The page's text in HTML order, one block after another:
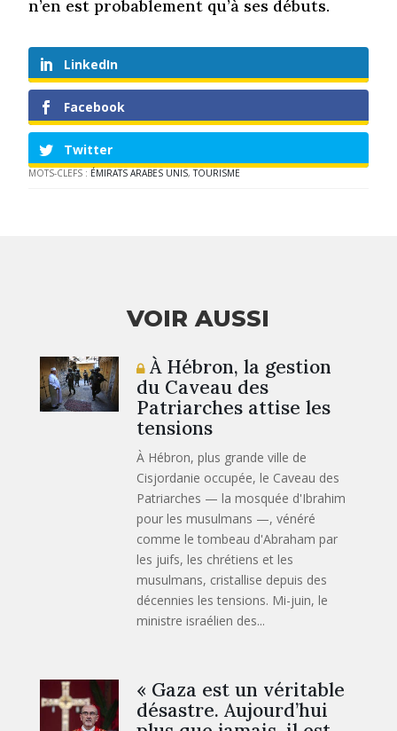
n’en est probablement qu’à ses débuts.
LinkedIn
Facebook
Twitter
MOTS-CLEFS : ÉMIRATS ARABES UNIS,TOURISME
VOIR AUSSI
À Hébron, la gestion
du Caveau des
Patriarches attise les
tensions
À Hébron, plus grande ville de
Cisjordanie occupée, le Caveau des
Patriarches — la mosquée d'Ibrahim
pour les musulmans —, vénéré
comme le tombeau d'Abraham par
les juifs, les chrétiens et les
musulmans, cristallise depuis des
décennies les tensions. Mi-juin, le
ministre israélien des...
« Gaza est un véritable
désastre. Aujourd’hui